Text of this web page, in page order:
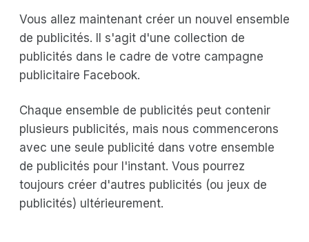
Vous allez maintenant créer un nouvel ensemble
de publicités. Il s'agit d'une collection de
publicités dans le cadre de votre campagne
publicitaire Facebook.
Chaque ensemble de publicités peut contenir
plusieurs publicités, mais nous commencerons
avec une seule publicité dans votre ensemble
de publicités pour l'instant. Vous pourrez
toujours créer d'autres publicités (ou jeux de
publicités) ultérieurement.